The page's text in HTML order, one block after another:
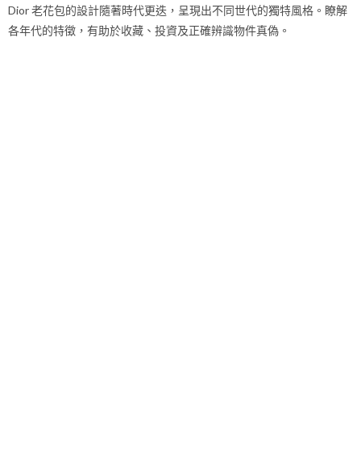
Dior 老花包的設計隨著時代更迭，呈現出不同世代的獨特風格。瞭解
各年代的特徵，有助於收藏、投資及正確辨識物件真偽。